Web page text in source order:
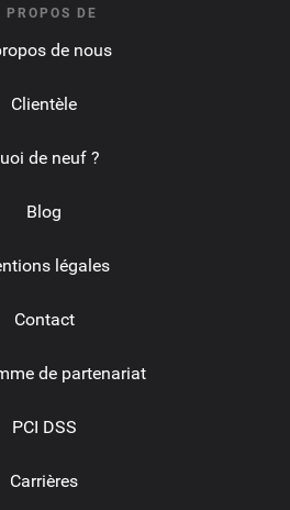
PROPOS DE
de nous
Clientèle
de neuf ?
Blog
légales
Contact
de partenariat
PCI DSS
Carrières